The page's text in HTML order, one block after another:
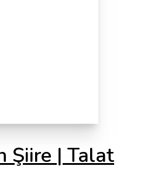
Şiire | Talat